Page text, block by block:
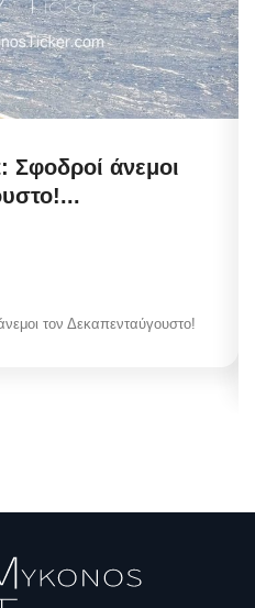
Σφοδροί άνεμοι
τον Δεκαπενταύγουστο!